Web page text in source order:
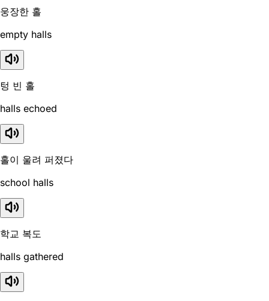
웅장한 홀
empty halls
텅 빈 홀
halls echoed
홀이 울려 퍼졌다
school halls
학교 복도
halls gathered